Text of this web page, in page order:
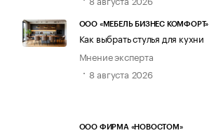
ООО «МЕБЕЛЬ БИЗНЕС КОМФОРТ»
Как выбрать стулья для кухни
Мнение эксперта
8 августа 2026
ООО ФИРМА «НОВОСТОМ»